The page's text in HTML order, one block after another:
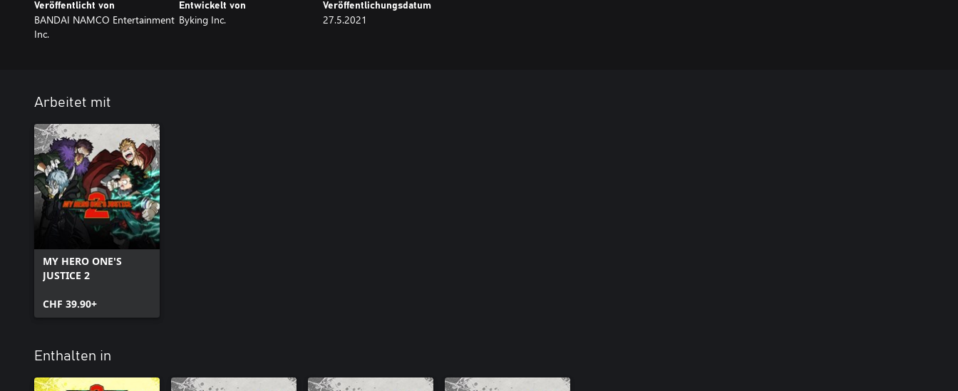
Veröffentlicht von
BANDAI NAMCO Entertainment
Inc.
Entwickelt von
Byking Inc.
Veröffentlichungsdatum
27.5.2021
Arbeitet mit
MY HERO ONE'S
JUSTICE 2
CHF 39.90+
Enthalten in